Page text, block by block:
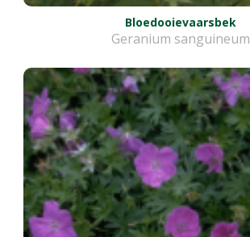
Bloedooievaarsbek
Geranium sanguineum